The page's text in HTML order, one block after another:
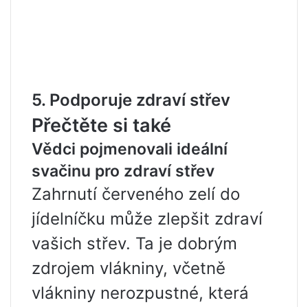
5. Podporuje zdraví střev
Přečtěte si také
Vědci pojmenovali ideální
svačinu pro zdraví střev
Zahrnutí červeného zelí do
jídelníčku může zlepšit zdraví
vašich střev. Ta je dobrým
zdrojem vlákniny, včetně
vlákniny nerozpustné, která